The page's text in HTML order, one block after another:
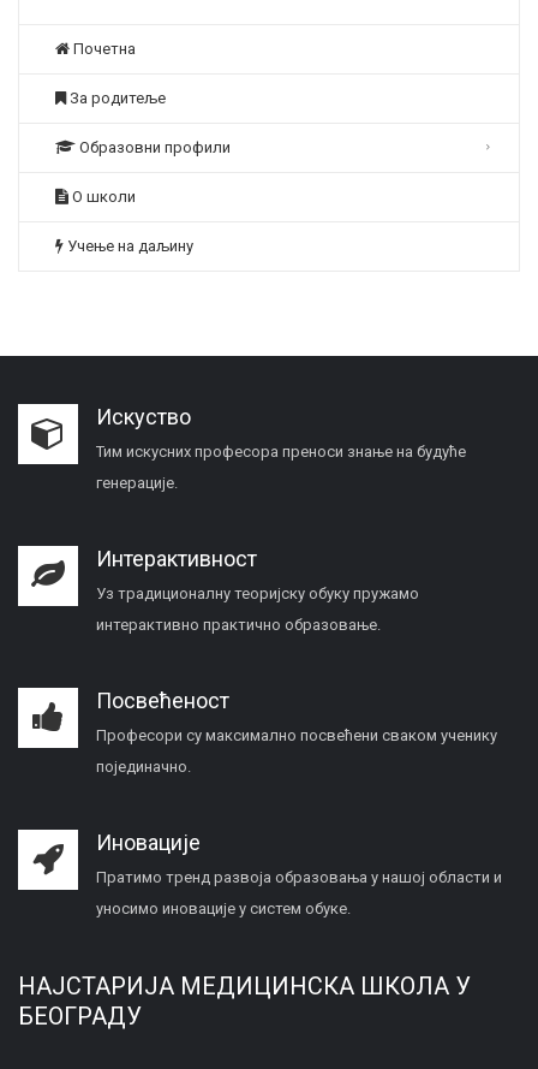
Почетна
За родитеље
Образовни профили
О школи
Учење на даљину
Искуство
Тим искусних професора преноси знање на будуће
генерације.
Интерактивност
Уз традиционалну теоријску обуку пружамо
интерактивно практично образовање.
Посвећеност
Професори су максимално посвећени сваком ученику
појединачно.
Иновације
Пратимо тренд развоја образовања у нашој области и
уносимо иновације у систем обуке.
НАЈСТАРИЈА МЕДИЦИНСКА ШКОЛА У
БЕОГРАДУ